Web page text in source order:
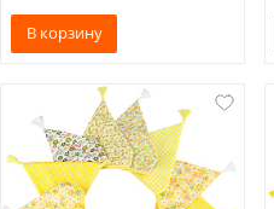
В корзину